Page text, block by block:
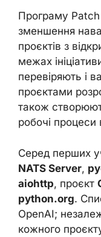
Програму
зменшення
проєктів з
межах
перевіряють і
проєктами
також
робочі процеси
Серед перших
NATS Server,
aiohttp, проєкт
python.org.
OpenAI;
кожного